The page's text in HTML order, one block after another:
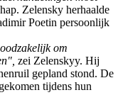
Zelensky herhaalde
Poetin persoonlijk
om
zei Zelenskyy. Hij
gepland stond. De
tijdens hun